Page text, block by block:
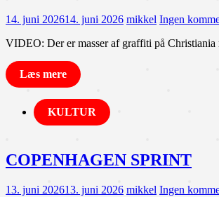
14. juni 202614. juni 2026 mikkel Ingen
VIDEO: Der er masser af graffiti på
Læs mere
KULTUR
COPENHAGEN SPRINT
13. juni 202613. juni 2026 mikkel Ingen